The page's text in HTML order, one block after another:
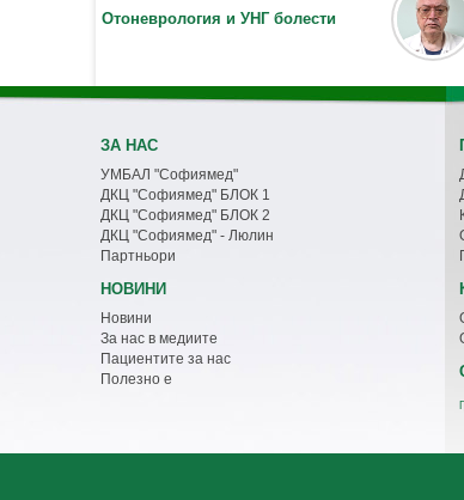
Отоневрология и УНГ болести
ЗА НАС
УМБАЛ "Софиямед"
ДКЦ "Софиямед" БЛОК 1
ДКЦ "Софиямед" БЛОК 2
ДКЦ "Софиямед" - Люлин
Партньори
НОВИНИ
Новини
За нас в медиите
Пациентите за нас
Полезно е